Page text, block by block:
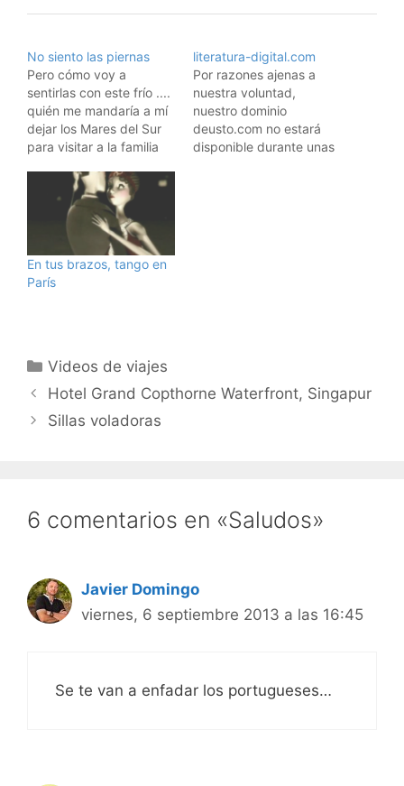
No siento las piernas
Pero cómo voy a
sentirlas con este frío ....
quién me mandaría a mí
dejar los Mares del Sur
para visitar a la familia
espero estar dentro de
poco escribiendo este
blog desde el Paraiso ....
el que no se consuela es
que no quiere ....…
literatura-digital.com
Por razones ajenas a
nuestra voluntad,
nuestro dominio
deusto.com no estará
disponible durante unas
En tus brazos, tango en
París
Categorías
Videos de viajes
Hotel Grand Copthorne Waterfront, Singapur
Sillas voladoras
6 comentarios en «Saludos»
Javier Domingo
viernes, 6 septiembre 2013 a las 16:45
Se te van a enfadar los portugueses…